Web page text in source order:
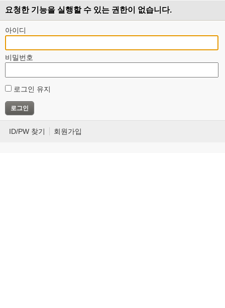
요청한 기능을 실행할 수 있는 권한이 없습니다.
아이디
비밀번호
로그인 유지
ID/PW 찾기 회원가입